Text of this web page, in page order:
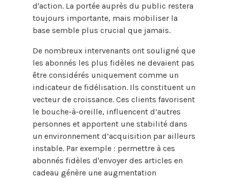
d'action. La portée auprès du public restera
toujours importante, mais mobiliser la
base semble plus crucial que jamais.
De nombreux intervenants ont souligné que
les abonnés les plus fidèles ne devaient pas
être considérés uniquement comme un
indicateur de fidélisation. Ils constituent un
vecteur de croissance. Ces clients favorisent
le bouche-à-oreille, influencent d’autres
personnes et apportent une stabilité dans
un environnement d’acquisition par ailleurs
instable. Par exemple : permettre à ces
abonnés fidèles d'envoyer des articles en
cadeau génère une augmentation